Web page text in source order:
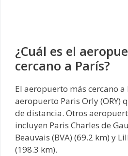
¿Cuál es el
cercano a París?
El aeropuerto más cercano a
aeropuerto Paris Orly (ORY)
de distancia. Otros
incluyen Paris Charles de
Beauvais (BVA) (69.2 km) y
(198.3 km).